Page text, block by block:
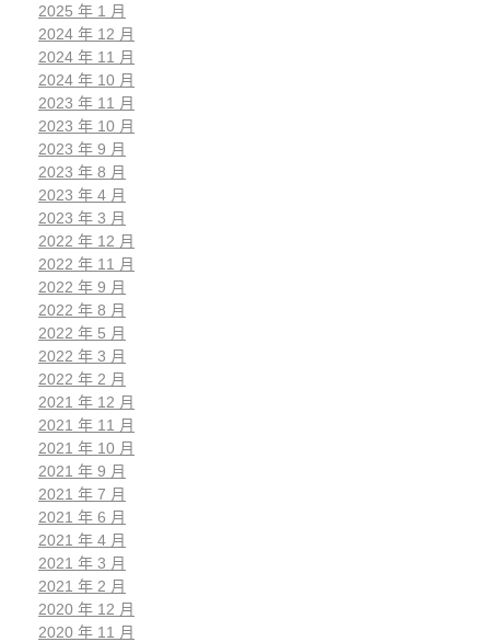
2025 年 1 月
2024 年 12 月
2024 年 11 月
2024 年 10 月
2023 年 11 月
2023 年 10 月
2023 年 9 月
2023 年 8 月
2023 年 4 月
2023 年 3 月
2022 年 12 月
2022 年 11 月
2022 年 9 月
2022 年 8 月
2022 年 5 月
2022 年 3 月
2022 年 2 月
2021 年 12 月
2021 年 11 月
2021 年 10 月
2021 年 9 月
2021 年 7 月
2021 年 6 月
2021 年 4 月
2021 年 3 月
2021 年 2 月
2020 年 12 月
2020 年 11 月